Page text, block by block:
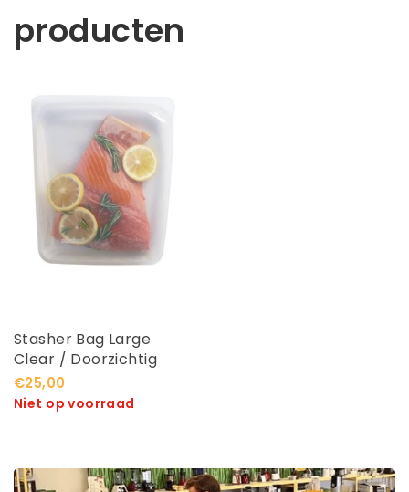
producten
Stasher Bag Large
Clear / Doorzichtig
€25,00
Niet op voorraad